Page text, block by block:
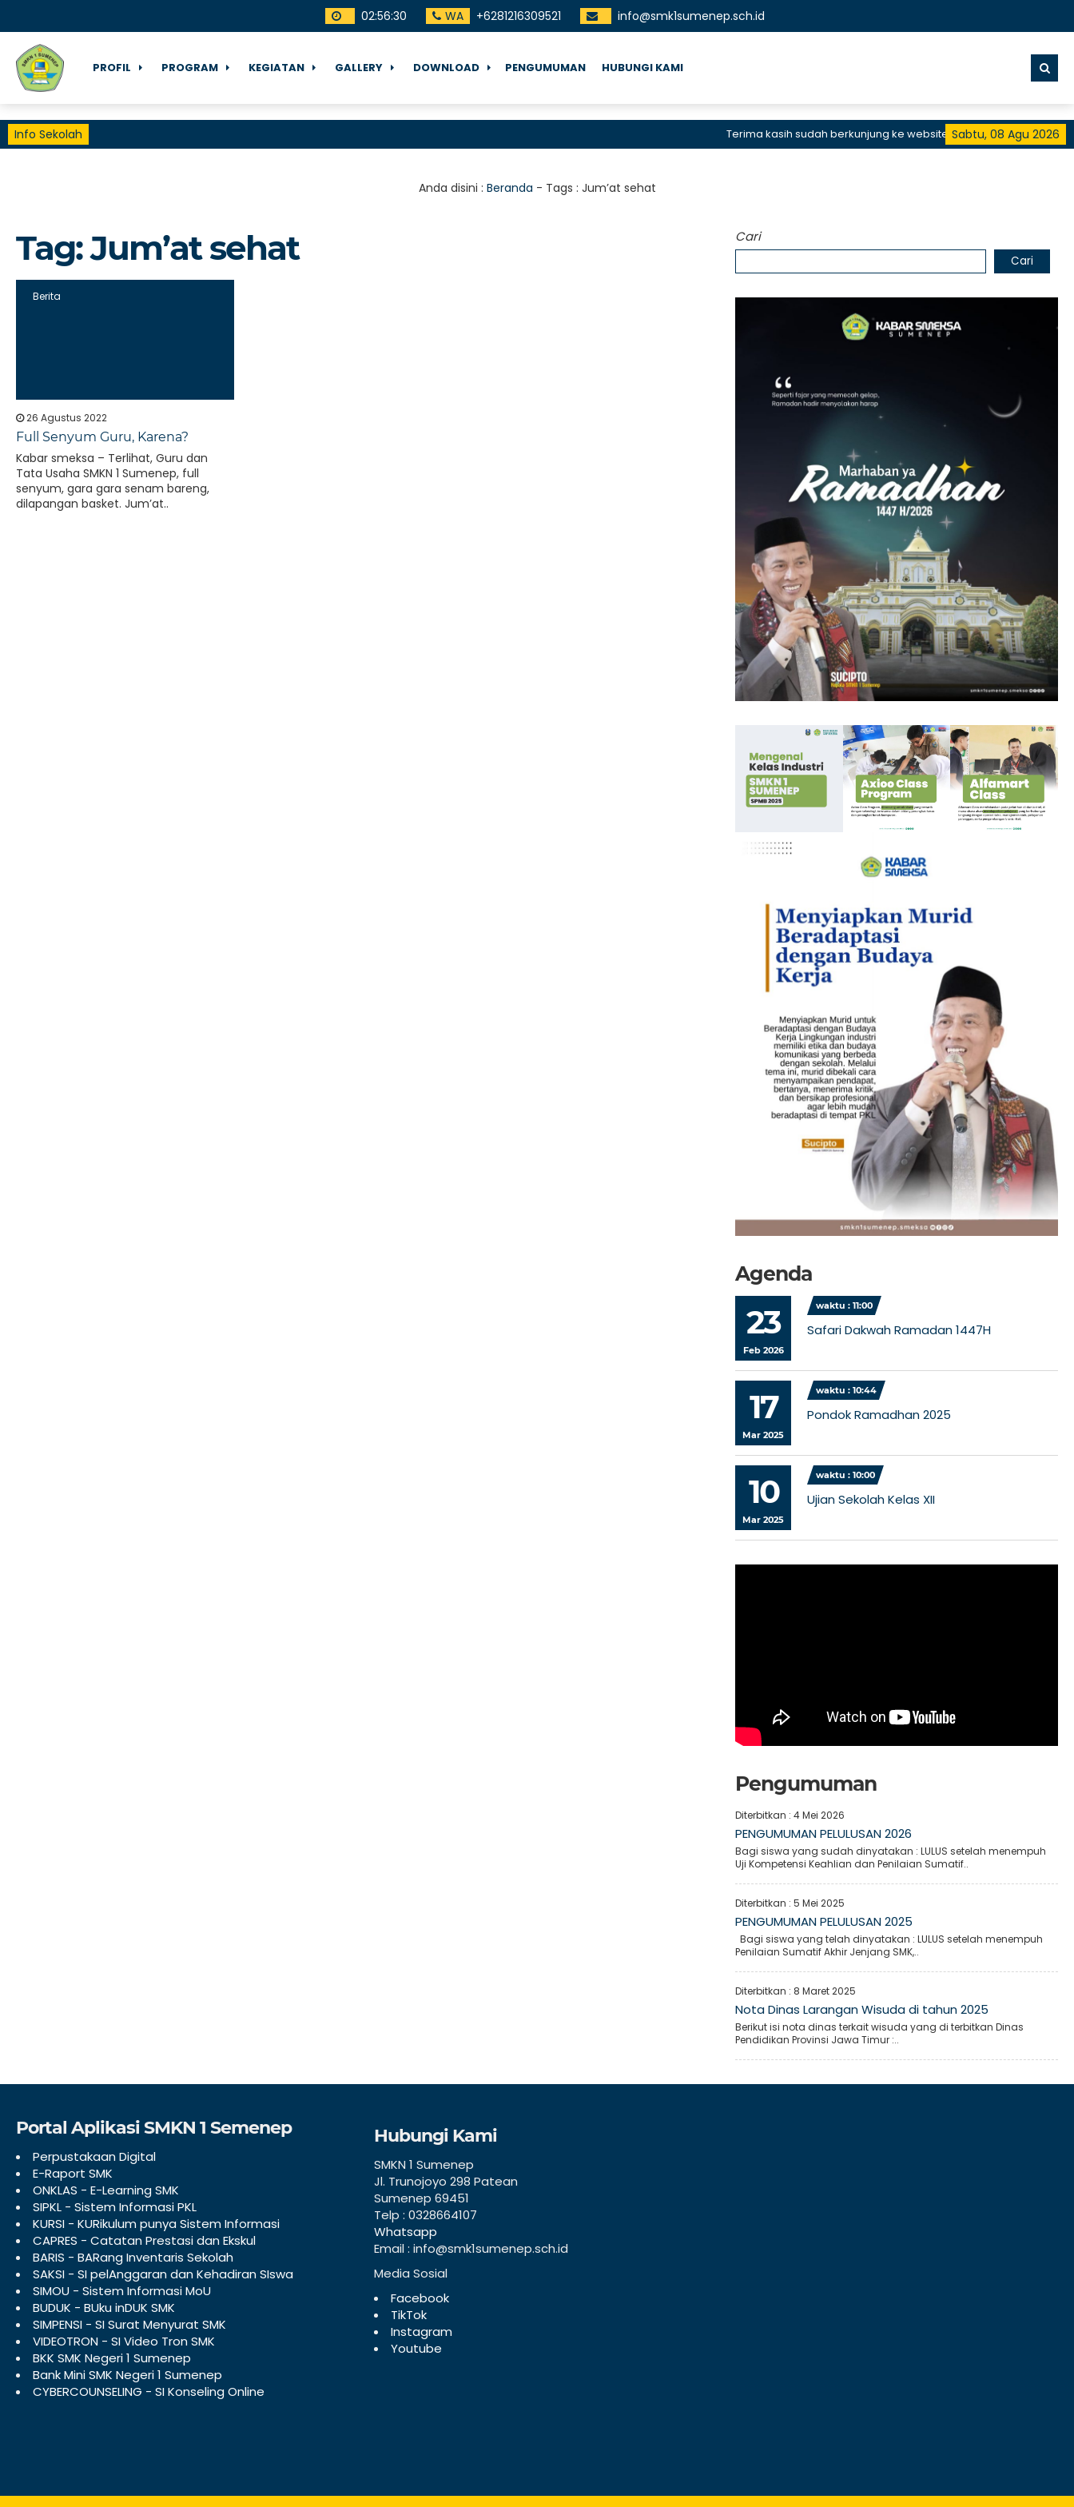
02:56:31 WA +6281216309521 info@smk1sumenep.sch.id
PROFIL PROGRAM KEGIATAN GALLERY DOWNLOAD PENGUMUMAN HUBUNGI KAMI
Info Sekolah Sabtu, 08 Agu 2026
Terima kasih sudah berkunjung ke website resmi SMKN 1 Sumenep,
Anda disini : Beranda - Tags : Jum’at sehat
Tag:Jum’at sehat
Berita
26 Agustus 2022
Full Senyum Guru, Karena?
Kabar smeksa – Terlihat, Guru dan
Tata Usaha SMKN 1 Sumenep, full
senyum, gara gara senam bareng,
dilapangan basket. Jum’at..
Cari
Cari
Agenda
23
Feb 2026
waktu : 11:00
Safari Dakwah Ramadan 1447H
17
Mar 2025
waktu : 10:44
Pondok Ramadhan 2025
10
Mar 2025
waktu : 10:00
Ujian Sekolah Kelas XII
Pengumuman
Diterbitkan :4 Mei 2026
PENGUMUMAN PELULUSAN 2026
Bagi siswa yang sudah dinyatakan : LULUS setelah menempuh
Uji Kompetensi Keahlian dan Penilaian Sumatif..
Diterbitkan :5 Mei 2025
PENGUMUMAN PELULUSAN 2025
Bagi siswa yang telah dinyatakan : LULUS setelah menempuh
Penilaian Sumatif Akhir Jenjang SMK,..
Diterbitkan : 8 Maret 2025
Nota Dinas Larangan Wisuda di tahun 2025
Berikut isi nota dinas terkait wisuda yang di terbitkan Dinas
Pendidikan Provinsi Jawa Timur :..
Portal Aplikasi SMKN 1 Semenep
Perpustakaan Digital
E-Raport SMK
ONKLAS - E-Learning SMK
SIPKL - Sistem Informasi PKL
KURSI - KURikulum punya Sistem Informasi
CAPRES - Catatan Prestasi dan Ekskul
BARIS - BARang Inventaris Sekolah
SAKSI - SI pelAnggaran dan Kehadiran SIswa
SIMOU - Sistem Informasi MoU
BUDUK - BUku inDUK SMK
SIMPENSI - SI Surat Menyurat SMK
VIDEOTRON - SI Video Tron SMK
BKK SMK Negeri 1 Sumenep
Bank Mini SMK Negeri 1 Sumenep
CYBERCOUNSELING - SI Konseling Online
Hubungi Kami
SMKN 1 Sumenep
Jl. Trunojoyo 298 Patean
Sumenep 69451
Telp : 0328664107
Whatsapp
Email : info@smk1sumenep.sch.id
Media Sosial
Facebook
TikTok
Instagram
Youtube